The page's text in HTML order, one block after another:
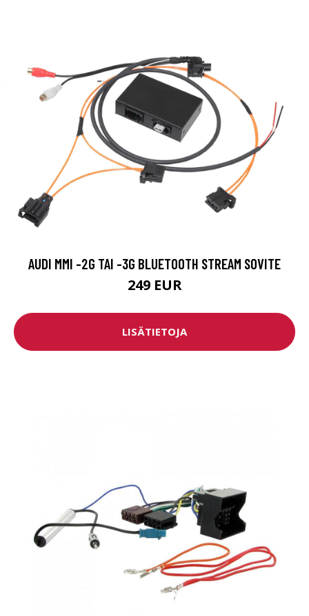
AUDI MMI -2G TAI -3G BLUETOOTH STREAM SOVITE
249 EUR
LISÄTIETOJA